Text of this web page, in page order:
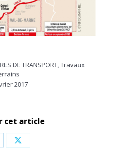
DE TRANSPORT,Travaux
2017
cet article
Partager